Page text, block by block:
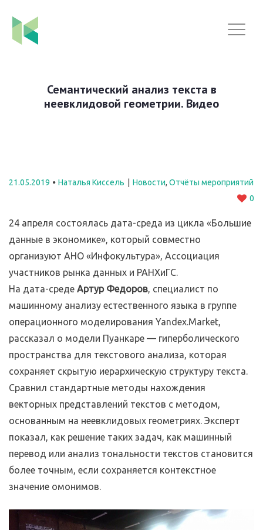
Семантический анализ текста в
неевклидовой геометрии. Видео
21.05.2019 Наталья Киссель Новости, Отчёты мероприятий
0
24 апреля состоялась дата-среда из цикла «Большие
данные в экономике», который совместно
организуют АНО «Инфокультура», Ассоциация
участников рынка данных и РАНХиГС.
На дата-среде Артур Федоров, специалист по
машинному анализу естественного языка в группе
операционного моделирования Yandex.Market,
рассказал о модели Пуанкаре — гиперболического
пространства для текстового анализа, которая
сохраняет скрытую иерархическую структуру текста.
Сравнил стандартные методы нахождения
векторных представлений текстов с методом,
основанным на неевклидовых геометриях. Эксперт
показал, как решение таких задач, как машинный
перевод или анализ тональности текстов становится
более точным, если сохраняется контекстное
значение омонимов.